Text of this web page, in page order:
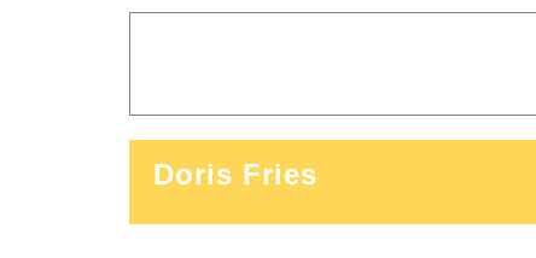
Doris Fries